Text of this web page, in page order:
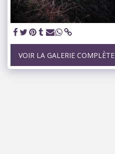
VOIR LA GALERIE COMPLÈTE